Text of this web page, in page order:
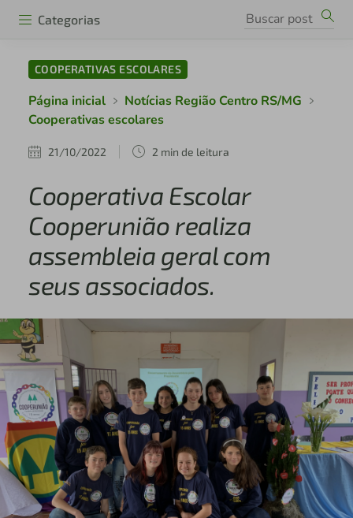
Categorias
COOPERATIVAS ESCOLARES
Página inicial
Notícias Região Centro RS/MG
Cooperativas escolares
21/10/2022 2 min de leitura
Cooperativa Escolar
Cooperunião realiza
assembleia geral com
seus associados.